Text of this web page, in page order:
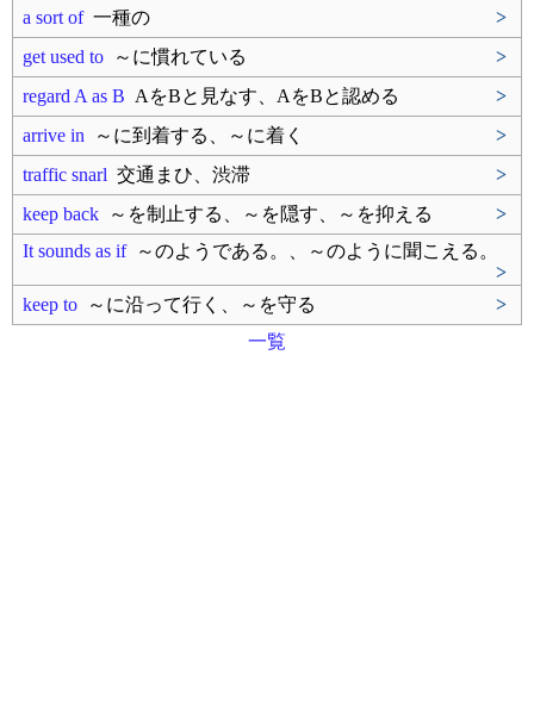
a sort of一種の
>
get used to ～に慣れている
>
regard A as B AをBと見なす、AをBと認める
>
arrive in ～に到着する、～に着く
>
traffic snarl 交通まひ、渋滞
>
keep back ～を制止する、～を隠す、～を抑える
>
It sounds as if～のようである。、～のように聞こえる。
>
keep to ～に沿って行く、～を守る
>
一覧